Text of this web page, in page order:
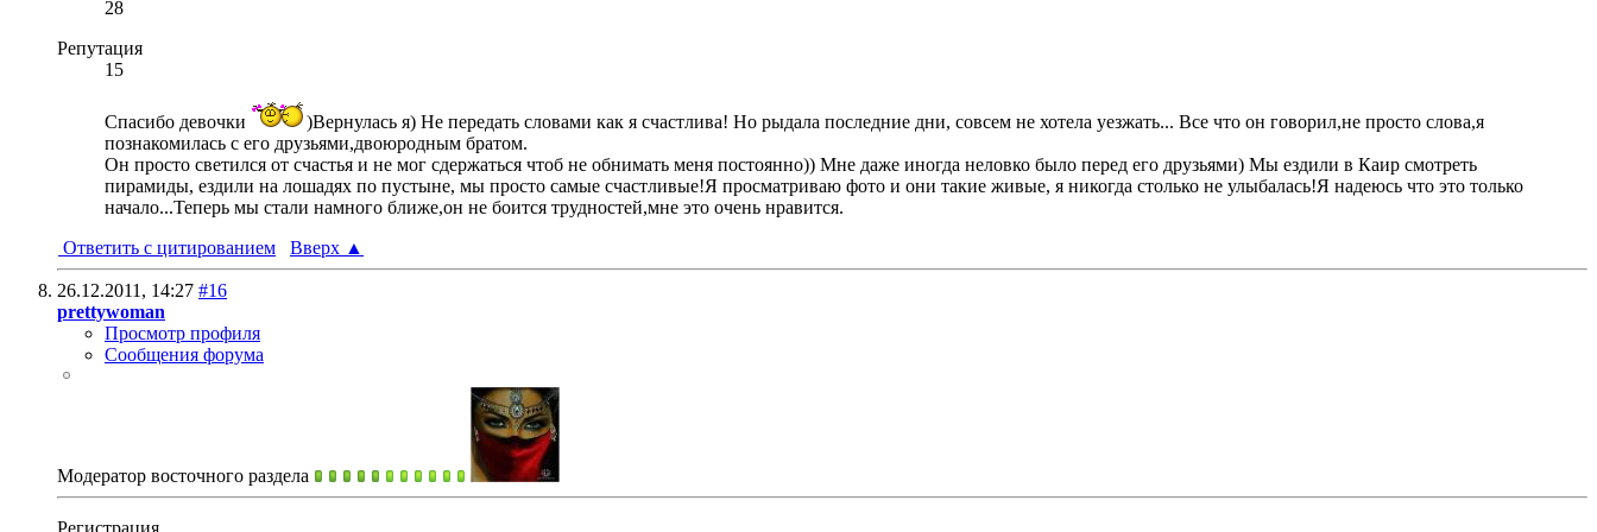
28
Репутация
15
Спасибо девочки
)Вернулась я) Не передать словами как я счастлива! Но рыдала последние дни, совсем не хотела уезжать... Все что он говорил,не просто слова,я
познакомилась с его друзьями,двоюродным братом.
Он просто светился от счастья и не мог сдержаться чтоб не обнимать меня постоянно)) Мне даже иногда неловко было перед его друзьями) Мы ездили в Каир смотреть
пирамиды, ездили на лошадях по пустыне, мы просто самые счастливые!Я просматриваю фото и они такие живые, я никогда столько не улыбалась!Я надеюсь что это только
начало...Теперь мы стали намного ближе,он не боится трудностей,мне это очень нравится.
Ответить с цитированием
Вверх ▲
26.12.2011, 14:27 #16
prettywoman
Просмотр профиля
Сообщения форума
Модератор восточного раздела
Регистрация